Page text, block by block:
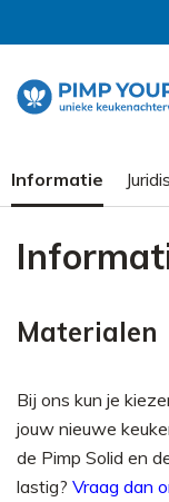
Informatie
Materialen
Bij ons kun je
jouw nieuwe
de Pimp Solid en
lastig? Vraag dan